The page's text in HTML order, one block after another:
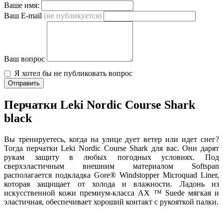
Ваше имя:
Ваш E-mail (не публикуется)
Ваш вопрос
Я хотел бы не публиковать вопрос
Отправить
Перчатки Leki Nordic Course Shark
black
Вы тренируетесь, когда на улице дует ветер или идет снег?
Тогда перчатки Leki Nordic Course Shark для вас. Они дарят
рукам защиту в любых погодных условиях. Под
сверхэластичным внешним материалом Softspan
располагается подкладка Gore® Windstopper Microquad Liner,
которая защищает от холода и влажности. Ладонь из
искусственной кожи премиум-класса AX ™ Suede мягкая и
эластичная, обеспечивает хороший контакт с рукояткой палки.